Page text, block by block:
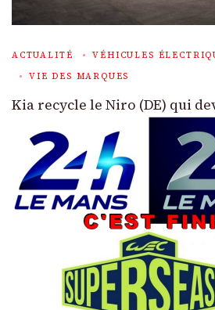
ACTUALITÉ
VÉHICULES
VIE DES MARQUES
Kia recycle le Niro (DE) qui